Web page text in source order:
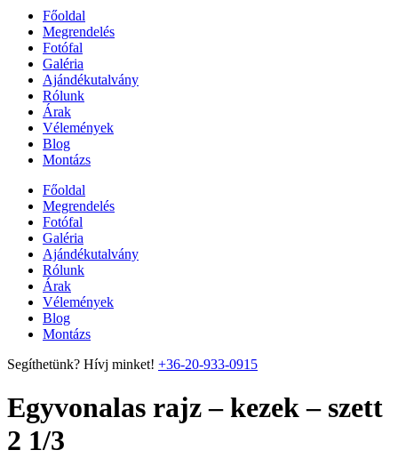
Főoldal
Megrendelés
Fotófal
Galéria
Ajándékutalvány
Rólunk
Árak
Vélemények
Blog
Montázs
Főoldal
Megrendelés
Fotófal
Galéria
Ajándékutalvány
Rólunk
Árak
Vélemények
Blog
Montázs
Segíthetünk? Hívj minket! +36-20-933-0915
Egyvonalas rajz – kezek – szett
2 1/3